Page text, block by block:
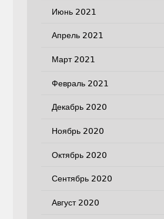
Июнь 2021
Апрель 2021
Март 2021
Февраль 2021
Декабрь 2020
Ноябрь 2020
Октябрь 2020
Сентябрь 2020
Август 2020